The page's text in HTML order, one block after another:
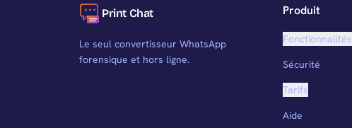
Print Chat
Le seul convertisseur WhatsApp
forensique et hors ligne.
Produit
Fonctionnalités
Sécurité
Tarifs
Aide